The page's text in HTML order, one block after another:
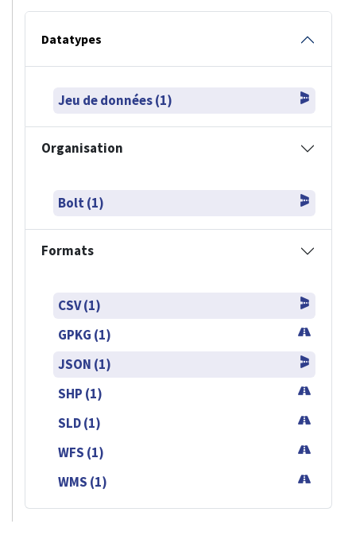
Datatypes
Jeu de données (1)
Organisation
Bolt (1)
Formats
CSV (1)
GPKG (1)
JSON (1)
SHP (1)
SLD (1)
WFS (1)
WMS (1)